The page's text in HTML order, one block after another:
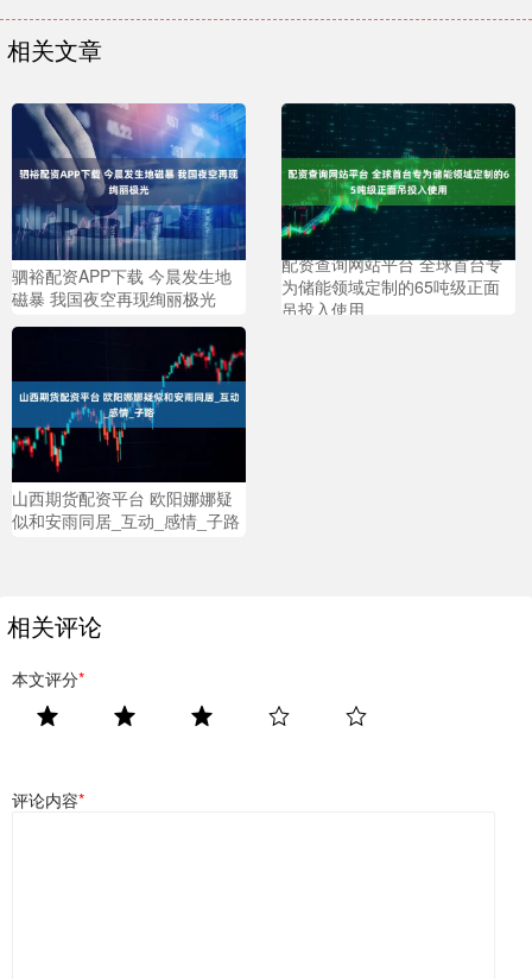
相关文章
驷裕配资APP下载 今晨发生地
磁暴 我国夜空再现绚丽极光
配资查询网站平台 全球首台专
为储能领域定制的65吨级正面
吊投入使用
山西期货配资平台 欧阳娜娜疑
似和安雨同居_互动_感情_子路
相关评论
本文评分*
评论内容*